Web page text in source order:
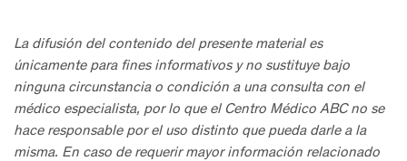
La difusión del contenido del presente material es
únicamente para fines informativos y no sustituye bajo
ninguna circunstancia o condición a una consulta con el
médico especialista, por lo que el Centro Médico ABC no se
hace responsable por el uso distinto que pueda darle a la
misma. En caso de requerir mayor información relacionado